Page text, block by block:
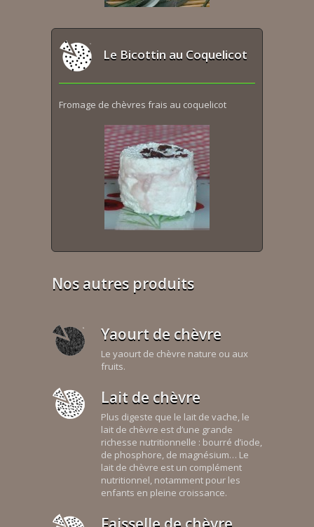
Le Bicottin au Coquelicot
Fromage de chèvres frais au coquelicot
Nos autres produits
Yaourt de chèvre
Le yaourt de chèvre nature ou aux
fruits.
Lait de chèvre
Plus digeste que le lait de vache, le
lait de chèvre est d’une grande
richesse nutritionnelle : bourré d’iode,
de phosphore, de magnésium… Le
lait de chèvre est un complément
nutritionnel, notamment pour les
enfants en pleine croissance.